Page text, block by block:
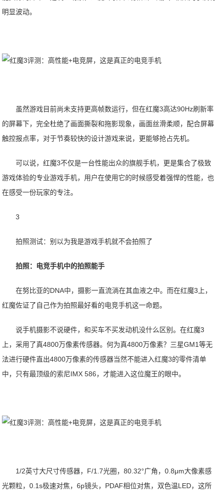
明显波动。
虽然游戏目前尚未支持更高帧数运行，但在红魔3高达90Hz刷新率
的屏幕下，完全杜绝了画面撕裂和拖影现象，画面丝滑柔顺，配合屏幕
触控报点率，对于节奏较快的设计游戏来说，更能够抢占先机。
可以说，红魔3不仅是一台性能出众的旗舰手机，更是集合了极致
游戏体验的专业游戏手机，用户在使用它的时候感受着强悍的性能，也
在感受一份玩家的专注。
3
拍照测试：别以为我是游戏手机就不会拍照了
拍照：电竞手机中的拍照能手
在努比亚的DNA中，摄影一直流淌在其血液之中。而在红魔3上，
红魔佐证了自己作为拍照最好看的电竞手机这一命题。
说手机摄影不说硬件，和买车不买发动机没什么区别。在红魔3
上，采用了真4800万像素传感器。何为真4800万像素？三星GM1等无
法进行硬件直出4800万像素的传感器当然不能进入红魔3的零件清单
中，只有最顶级的索尼IMX 586，才能进入这位魔王的眼中。
1/2英寸大尺寸传感器，F/1.7光圈，80.32°广角，0.8μm大像素感
光颗粒，0.1s极速对焦，6p镜头，PDAF相位对焦，双色温LED，这所